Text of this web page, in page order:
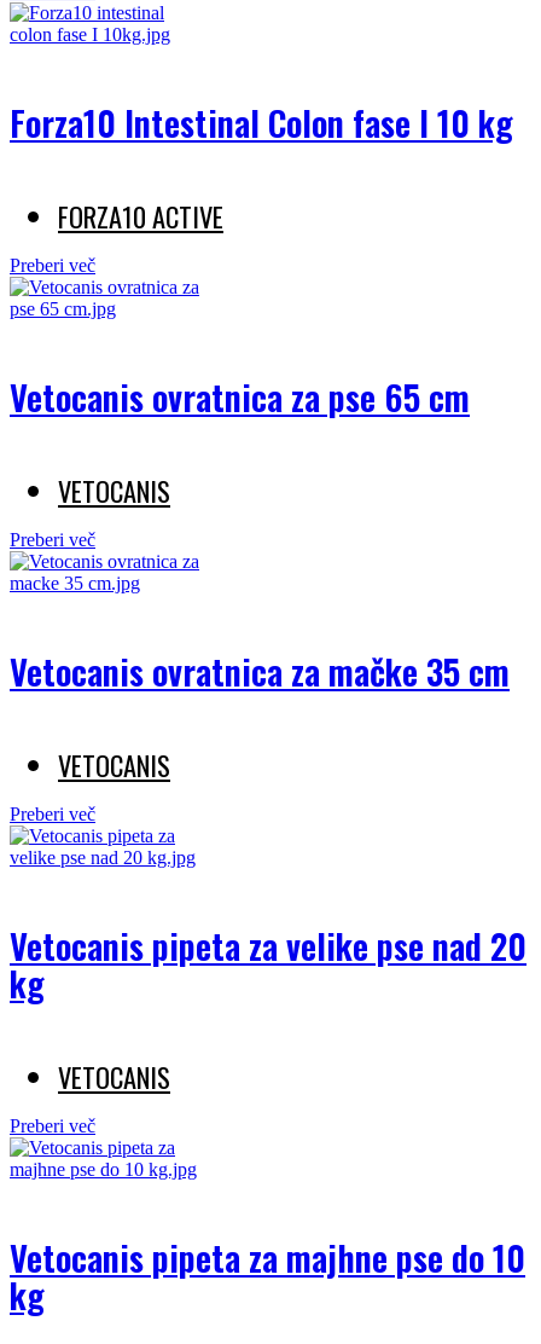
Forza10 Intestinal Colon fase I 10 kg
FORZA10 ACTIVE
Preberi več
Vetocanis ovratnica za pse 65 cm
VETOCANIS
Preberi več
Vetocanis ovratnica za mačke 35 cm
VETOCANIS
Preberi več
Vetocanis pipeta za velike pse nad 20
kg
VETOCANIS
Preberi več
Vetocanis pipeta za majhne pse do 10
kg